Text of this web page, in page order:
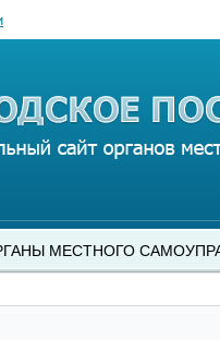
МЕСТНОГО